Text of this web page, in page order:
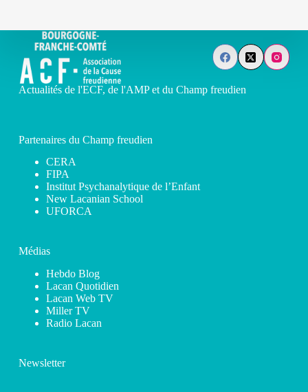
Actualités de l'ECF, de l'AMP et du Champ freudien
Partenaires du Champ freudien
CERA
FIPA
Institut Psychanalytique de l’Enfant
New Lacanian School
UFORCA
Médias
Hebdo Blog
Lacan Quotidien
Lacan Web TV
Miller TV
Radio Lacan
Newsletter